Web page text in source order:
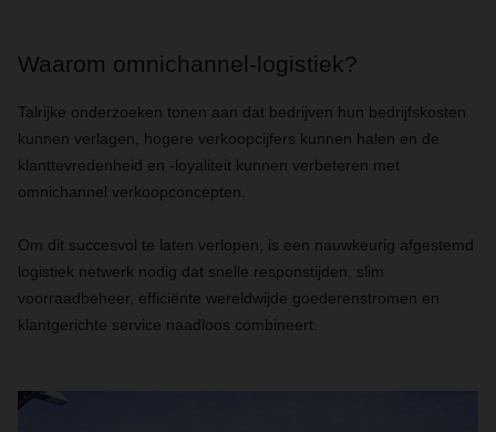
Waarom omnichannel-logistiek?
Talrijke onderzoeken tonen aan dat bedrijven hun bedrijfskosten
kunnen verlagen, hogere verkoopcijfers kunnen halen en de
klanttevredenheid en -loyaliteit kunnen verbeteren met
omnichannel verkoopconcepten.
Om dit succesvol te laten verlopen, is een nauwkeurig afgestemd
logistiek netwerk nodig dat snelle responstijden, slim
voorraadbeheer, efficiënte wereldwijde goederenstromen en
klantgerichte service naadloos combineert.